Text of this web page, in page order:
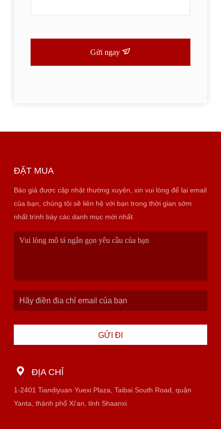
Gửi ngay
ĐẶT MUA
Báo giá được cập nhật thường xuyên, xin vui lòng để lại email
của bạn, chúng tôi sẽ liên hệ với bạn trong thời gian sớm
nhất trình bày các danh mục mới nhất.
GỬI ĐI
ĐỊA CHỈ
1-2401 Tiandiyuan·Yuexi Plaza, Taibai South Road, quận
Yanta, thành phố Xi'an, tỉnh Shaanxi